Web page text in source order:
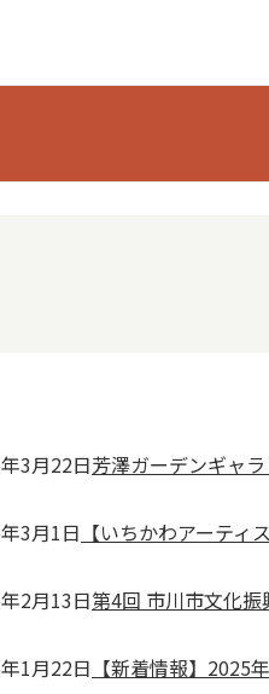
3月22日芳澤ガーデンギャ
3月1日 【いちかわアーテ
2月13日第4回 市川市文化
1月22日 【新着情報】2025